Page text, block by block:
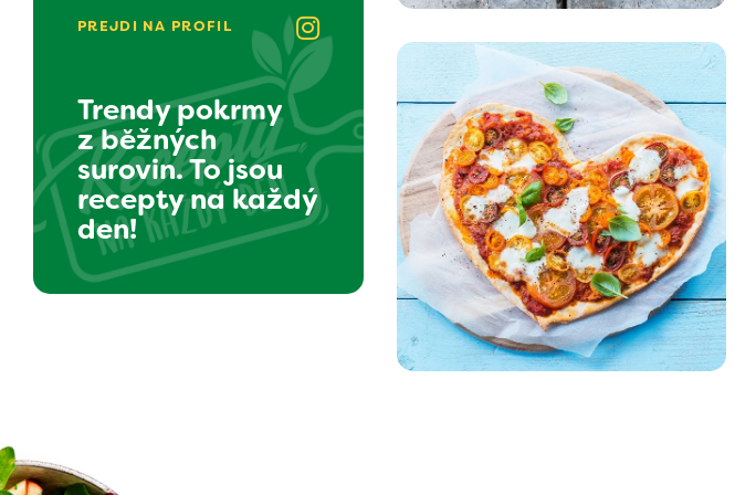
PREJDI NA PROFIL
Trendy pokrmy
z běžných
surovin. To jsou
recepty na každý
den!